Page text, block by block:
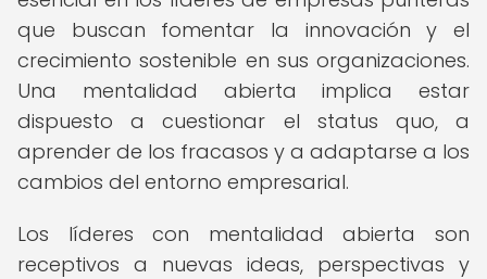
que buscan fomentar la innovación y el
crecimiento sostenible en sus organizaciones.
Una mentalidad abierta implica estar
dispuesto a cuestionar el status quo, a
aprender de los fracasos y a adaptarse a los
cambios del entorno empresarial.
Los líderes con mentalidad abierta son
receptivos a nuevas ideas, perspectivas y